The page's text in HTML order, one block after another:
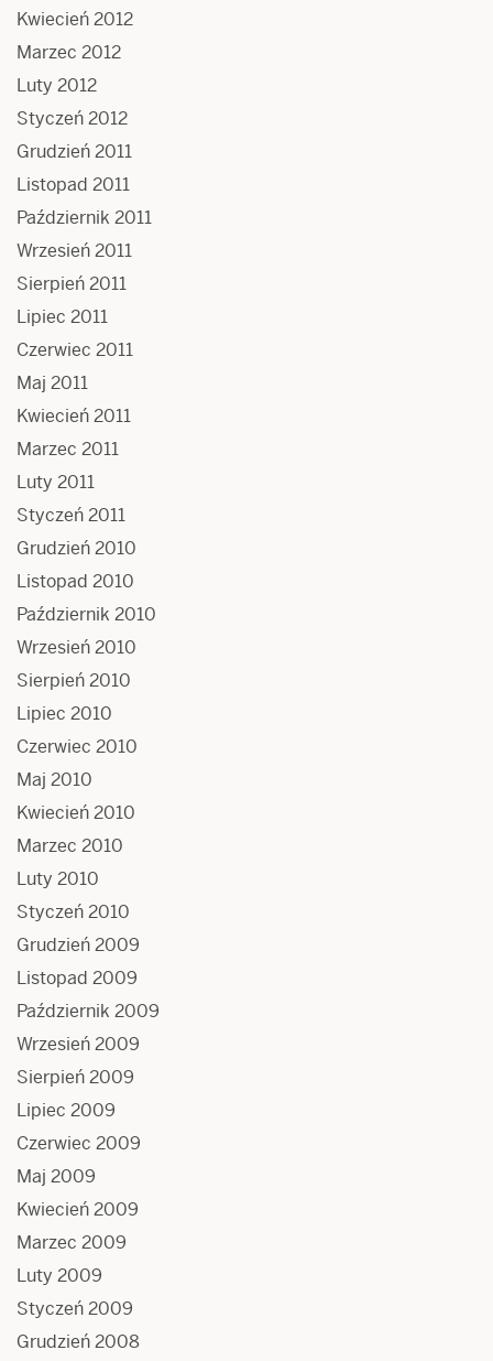
Kwiecień 2012
Marzec 2012
Luty 2012
Styczeń 2012
Grudzień 2011
Listopad 2011
Październik 2011
Wrzesień 2011
Sierpień 2011
Lipiec 2011
Czerwiec 2011
Maj 2011
Kwiecień 2011
Marzec 2011
Luty 2011
Styczeń 2011
Grudzień 2010
Listopad 2010
Październik 2010
Wrzesień 2010
Sierpień 2010
Lipiec 2010
Czerwiec 2010
Maj 2010
Kwiecień 2010
Marzec 2010
Luty 2010
Styczeń 2010
Grudzień 2009
Listopad 2009
Październik 2009
Wrzesień 2009
Sierpień 2009
Lipiec 2009
Czerwiec 2009
Maj 2009
Kwiecień 2009
Marzec 2009
Luty 2009
Styczeń 2009
Grudzień 2008